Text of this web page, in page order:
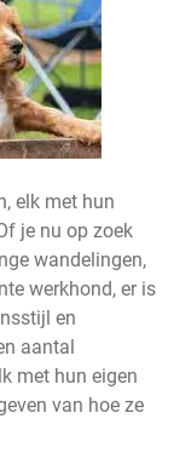
elk met hun
je nu op zoek
wandelingen,
werkhond, er is
en
aantal
met hun eigen
van hoe ze